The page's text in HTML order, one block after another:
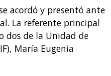
acordó y presentó ante
La referente principal
dos de la Unidad de
María Eugenia